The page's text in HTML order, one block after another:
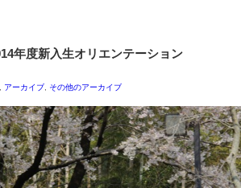
年度新入生オリエンテーション
アーカイブ その他のアーカイブ